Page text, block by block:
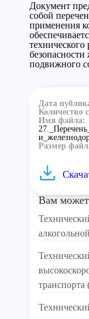
Документ
собой
применения
подвижного
Дата
Количество
Имя файла:
Размер
Вам